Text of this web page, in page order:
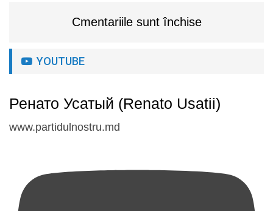
Cmentariile sunt închise
YOUTUBE
Ренато Усатый (Renato Usatii)
www.partidulnostru.md